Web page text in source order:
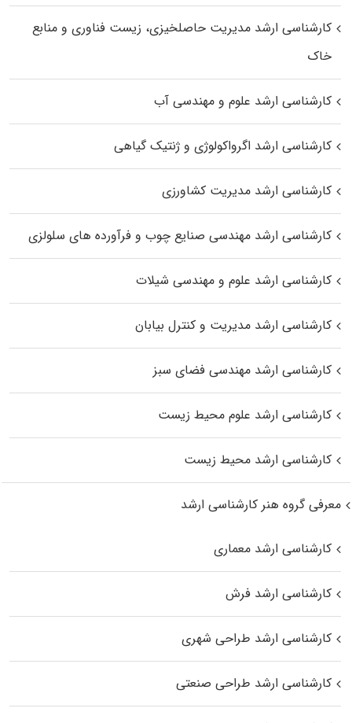
کارشناسی ارشد مدیریت حاصلخیزی، زیست فناوری و منابع
خاک
کارشناسی ارشد علوم و مهندسی آب
کارشناسی ارشد اگرواکولوژی و ژنتیک گیاهی
کارشناسی ارشد مدیریت کشاورزی
کارشناسی ارشد مهندسی صنایع چوب و فرآورده‌ های سلولزی
کارشناسی ارشد علوم و مهندسی شیلات
کارشناسی ارشد مدیریت و کنترل بیابان
کارشناسی ارشد مهندسی فضای سبز
کارشناسی ارشد علوم محیط‌ زیست
کارشناسی ارشد محیط زیست
معرفی گروه هنر کارشناسی ارشد
کارشناسی ارشد معماری
کارشناسی ارشد فرش
کارشناسی ارشد طراحی شهری
کارشناسی ارشد طراحی صنعتی